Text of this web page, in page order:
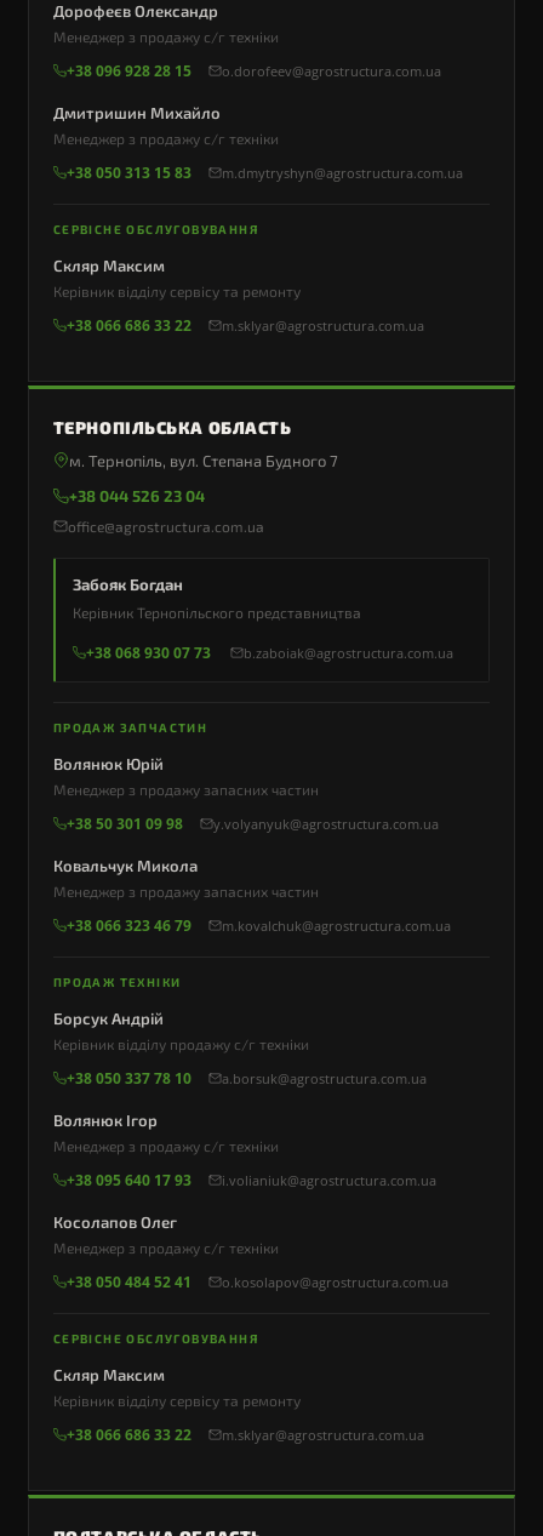
Дорофеєв Олександр
Менеджер з продажу с/г техніки
+38 096 928 28 15 o.dorofeev@agrostructura.com.ua
Дмитришин Михайло
Менеджер з продажу с/г техніки
+38 050 313 15 83 m.dmytryshyn@agrostructura.com.ua
СЕРВІСНЕ ОБСЛУГОВУВАННЯ
Скляр Максим
Керівник відділу сервісу та ремонту
+38 066 686 33 22 m.sklyar@agrostructura.com.ua
ТЕРНОПІЛЬСЬКА ОБЛАСТЬ
м. Тернопіль, вул. Степана Будного 7
+38 044 526 23 04
office@agrostructura.com.ua
Забояк Богдан
Керівник Тернопільского представництва
+38 068 930 07 73 b.zaboiak@agrostructura.com.ua
ПРОДАЖ ЗАПЧАСТИН
Волянюк Юрій
Менеджер з продажу запасних частин
+38 50 301 09 98 y.volyanyuk@agrostructura.com.ua
Ковальчук Микола
Менеджер з продажу запасних частин
+38 066 323 46 79 m.kovalchuk@agrostructura.com.ua
ПРОДАЖ ТЕХНІКИ
Борсук Андрій
Керівник відділу продажу с/г техніки
+38 050 337 78 10 a.borsuk@agrostructura.com.ua
Волянюк Ігор
Менеджер з продажу с/г техніки
+38 095 640 17 93 i.volianiuk@agrostructura.com.ua
Косолапов Олег
Менеджер з продажу с/г техніки
+38 050 484 52 41 o.kosolapov@agrostructura.com.ua
СЕРВІСНЕ ОБСЛУГОВУВАННЯ
Скляр Максим
Керівник відділу сервісу та ремонту
+38 066 686 33 22 m.sklyar@agrostructura.com.ua